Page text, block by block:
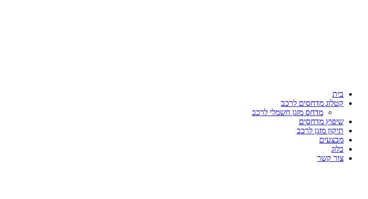
בית
קטלוג מדחסים לרכב
מדחס מזגן חשמלי לרכב
שיפוץ מדחסים
תיקון מזגן לרכב
מבצעים
בלוג
צור קשר